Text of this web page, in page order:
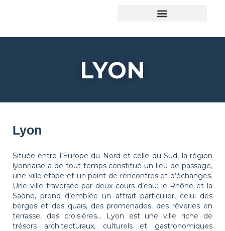
LYON
Lyon
Située entre l’Europe du Nord et celle du Sud, la région
lyonnaise a de tout temps constitué un lieu de passage,
une ville étape et un point de rencontres et d’échanges.
Une ville traversée par deux cours d’eau: le Rhône et la
Saône, prend d’emblée un attrait particulier, celui des
berges et des quais, des promenades, des rêveries en
terrasse, des croisières… Lyon est une ville riche de
trésors architecturaux, culturels et gastronomiques